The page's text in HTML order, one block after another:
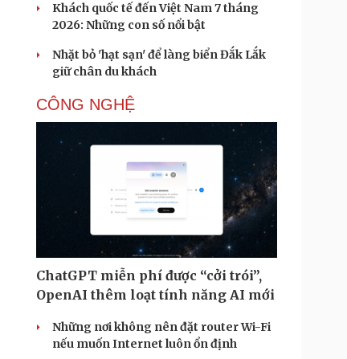
Khách quốc tế đến Việt Nam 7 tháng
2026: Những con số nổi bật
Nhặt bỏ 'hạt sạn' để làng biển Đắk Lắk
giữ chân du khách
CÔNG NGHỆ
ChatGPT miễn phí được “cởi trói”,
OpenAI thêm loạt tính năng AI mới
Những nơi không nên đặt router Wi-Fi
nếu muốn Internet luôn ổn định